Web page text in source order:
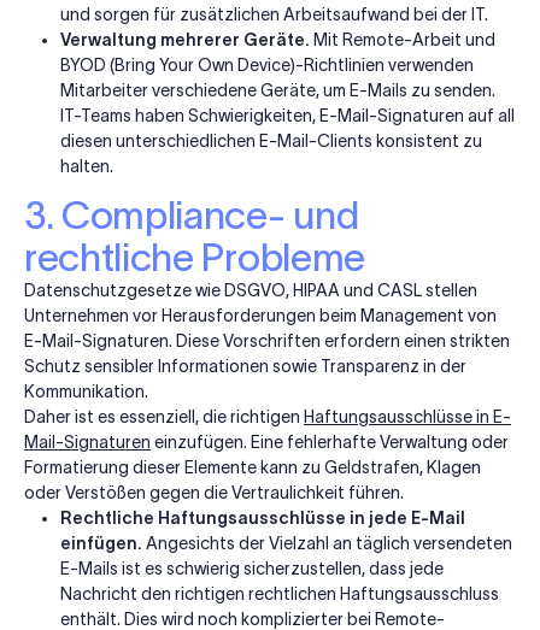
und sorgen für zusätzlichen Arbeitsaufwand bei der IT.
Verwaltung mehrerer Geräte. Mit Remote-Arbeit und
BYOD (Bring Your Own Device)-Richtlinien verwenden
Mitarbeiter verschiedene Geräte, um E-Mails zu senden.
IT-Teams haben Schwierigkeiten, E-Mail-Signaturen auf all
diesen unterschiedlichen E-Mail-Clients konsistent zu
halten.
3. Compliance- und
rechtliche Probleme
Datenschutzgesetze wie DSGVO, HIPAA und CASL stellen
Unternehmen vor Herausforderungen beim Management von
E-Mail-Signaturen. Diese Vorschriften erfordern einen strikten
Schutz sensibler Informationen sowie Transparenz in der
Kommunikation.
Daher ist es essenziell, die richtigen Haftungsausschlüsse in E-
Mail-Signaturen einzufügen. Eine fehlerhafte Verwaltung oder
Formatierung dieser Elemente kann zu Geldstrafen, Klagen
oder Verstößen gegen die Vertraulichkeit führen.
Rechtliche Haftungsausschlüsse in jede E-Mail
einfügen. Angesichts der Vielzahl an täglich versendeten
E-Mails ist es schwierig sicherzustellen, dass jede
Nachricht den richtigen rechtlichen Haftungsausschluss
enthält. Dies wird noch komplizierter bei Remote-